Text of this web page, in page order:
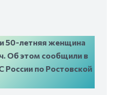
50-летняя женщина
Об этом сообщили в
по Ростовской